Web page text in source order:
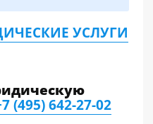
УСЛУГИ
(495) 642-27-02